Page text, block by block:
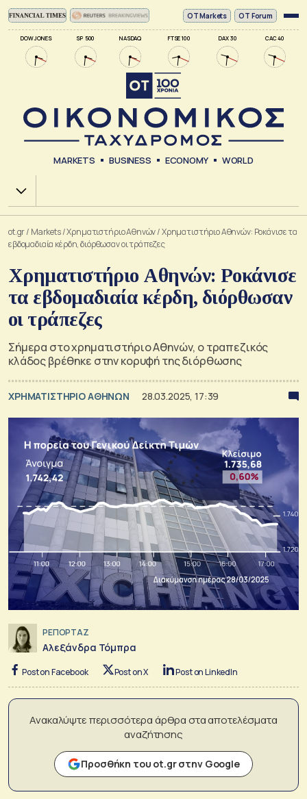
DOW JONES SP 500 NASDAQ FTSE 100 DAX 30 CAC 40
ΟΤ Markets OT Forum
MARKETS BUSINESS ECONOMY WORLD
Χ.Α.
ot.gr/ Markets/Xρηματιστήριο Αθηνών/Χρηματιστήριο Αθηνών: Ροκάνισε τα
εβδομαδιαία κέρδη, διόρθωσαν οι τράπεζες
Χρηματιστήριο Αθηνών: Ροκάνισε
τα εβδομαδιαία κέρδη, διόρθωσαν
οι τράπεζες
Σήμερα στο χρηματιστήριο Αθηνών, ο τραπεζικός
κλάδος βρέθηκε στην κορυφή της διόρθωσης
XΡΗΜΑΤΙΣΤΗΡΙΟ ΑΘΗΝΩΝ 28.03.2025, 17:39
ΡΕΠΟΡΤΑΖ
Αλεξάνδρα Τόμπρα
Post on Facebook Post on X Post on LinkedIn
Ανακαλύψτε περισσότερα άρθρα στα αποτελέσματα
αναζήτησης
Προσθήκη του ot.gr στην Google